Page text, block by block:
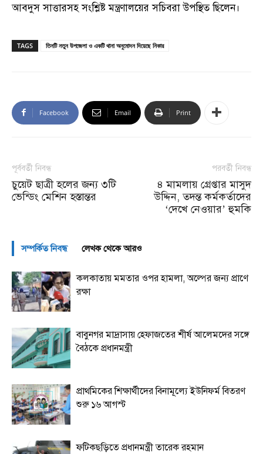
আবদুস সাত্তারসহ সংশ্লিষ্ট মন্ত্রণালয়ের সচিবরা উপস্থিত ছিলেন।
TAGS তিনটি নতুন উপজেলা ও একটি থানা অনুমোদন দিয়েছে নিকার
Facebook Email Print
পূর্ববর্তী নিবন্ধ
চুয়েট ছাত্রী হলের জন্য ৩টি
ভেন্ডিং মেশিন হস্তান্তর
পরবর্তী নিবন্ধ
৪ মামলায় গ্রেপ্তার মাসুদ
উদ্দিন, তদন্ত কর্মকর্তাদের
‘দেখে নেওয়ার’ হুমকি
সম্পর্কিত নিবন্ধ লেখক থেকে আরও
কলকাতায় মমতার ওপর হামলা, অল্পের জন্য প্রাণে
রক্ষা
বাবুনগর মাদ্রাসায় হেফাজতের শীর্ষ আলেমদের সঙ্গে
বৈঠকে প্রধানমন্ত্রী
প্রাথমিকের শিক্ষার্থীদের বিনামূল্যে ইউনিফর্ম বিতরণ
শুরু ১৬ আগস্ট
ফটিকছড়িতে প্রধানমন্ত্রী তারেক রহমান